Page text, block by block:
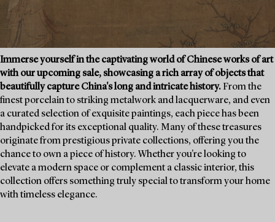
Immerse yourself in the captivating world of Chinese works of art
with our upcoming sale, showcasing a rich array of objects that
beautifully capture China's long and intricate history. From the
finest porcelain to striking metalwork and lacquerware, and even
a curated selection of exquisite paintings, each piece has been
handpicked for its exceptional quality. Many of these treasures
originate from prestigious private collections, offering you the
chance to own a piece of history. Whether you're looking to
elevate a modern space or complement a classic interior, this
collection offers something truly special to transform your home
with timeless elegance.